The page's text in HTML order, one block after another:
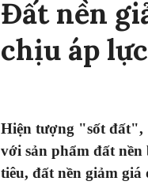
Đất nền
chịu áp
Hiện tượng "sốt đất",
với sản phẩm đất
tiêu, đất nền giảm